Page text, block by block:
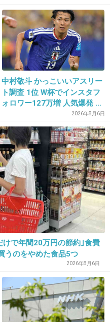
いたけど便秘になる
たら痩せないと思う
+13 -0
ぐ落ちるよね
+17 -1
YouTuberのはじめしゃち
中村敬斗 かっこいいアスリー
ト調査 1位 W杯でインスタフ
ォロワー127万増 人気爆発 …
2位 高橋藍 3位 大谷翔平2026年8月6日
けで年間20万円の節約｣食費
うのをやめた食品5つ
2026年8月6日